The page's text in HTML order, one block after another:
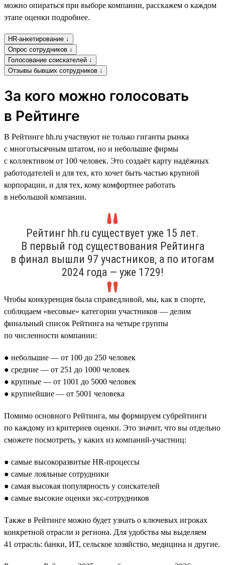
можно опираться при выборе компании, расскажем о каждом
этапе оценки подробнее.
HR-анкетирование ↓
Опрос сотрудников ↓
Голосование соискателей ↓
Отзывы бывших сотрудников ↓
За кого можно голосовать
в Рейтинге
В Рейтинге hh.ru участвуют не только гиганты рынка
с многотысячным штатом, но и небольшие фирмы
с коллективом от 100 человек. Это создаёт карту надёжных
работодателей и для тех, кто хочет быть частью крупной
корпорации, и для тех, кому комфортнее работать
в небольшой компании.
Рейтинг hh.ru существует уже 15 лет.
В первый год существования Рейтинга
в финал вышли 97 участников, а по итогам
2024 года — уже 1729!
Чтобы конкуренция была справедливой, мы, как в спорте,
соблюдаем «весовые» категории участников — делим
финальный список Рейтинга на четыре группы
по численности компании:
● небольшие — от 100 до 250 человек
● средние — от 251 до 1000 человек
● крупные — от 1001 до 5000 человек
● крупнейшие — от 5001 человека
Помимо основного Рейтинга, мы формируем субрейтинги
по каждому из критериев оценки. Это значит, что вы отдельно
сможете посмотреть, у каких из компаний-участниц:
● самые высокоразвитые HR-процессы
● самые лояльные сотрудники
● самая высокая популярность у соискателей
● самые высокие оценки экс-сотрудников
Также в Рейтинге можно будет узнать о ключевых игроках
конкретной отрасли и региона. Для удобства мы выделяем
41 отрасль: банки, ИТ, сельское хозяйство, медицина и другие.